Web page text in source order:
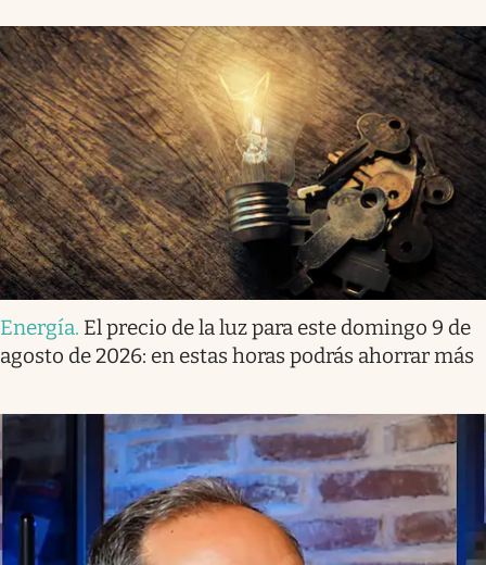
Energía. El precio de la luz para este domingo 9 de
agosto de 2026: en estas horas podrás ahorrar más